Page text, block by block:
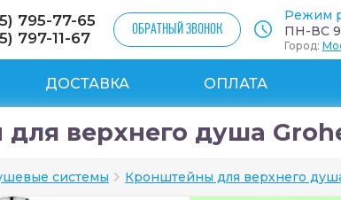
795-77-65
797-11-67
ОБРАТНЫЙ ЗВОНОК
Режим
ПН-ВС
Город:
ДОСТАВКА ОПЛАТА
верхнего душа
системы Кронштейны для верхнего